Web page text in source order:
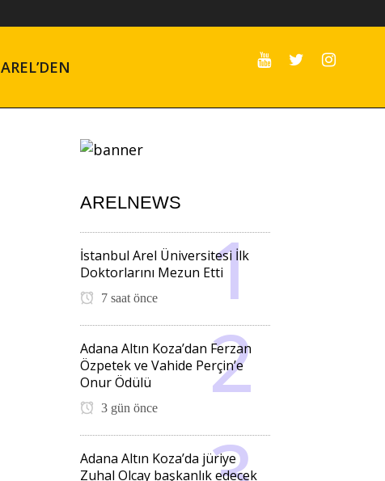
AREL’DEN
ARELNEWS
İstanbul Arel Üniversitesi İlk
Doktorlarını Mezun Etti
7 saat önce
Adana Altın Koza’dan Ferzan
Özpetek ve Vahide Perçin’e
Onur Ödülü
3 gün önce
Adana Altın Koza’da jüriye
Zuhal Olcay başkanlık edecek